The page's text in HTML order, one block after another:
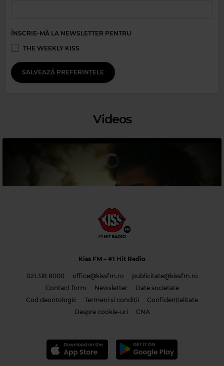
MAGIC PARTY MIX–MAGIC PARTY MIX
MAX MARTIS & ANDREA HAMILTON –LOVEFOOL
ÎNSCRIE-MĂ LA NEWSLETTER PENTRU
THE WEEKLY KISS
SALVEAZĂ PREFERINȚELE
Videos
Costi & Adrian Saguna & Benzol – Solo tu -1
Kiss FM – #1 Hit Radio
021 318 8000 office@kissfm.ro
publicitate@kissfm.ro
Contact form
Newsletter
Date societate
Cod deontologic
Termeni și condiții
Confidențialitate
Despre cookie-uri
CNA